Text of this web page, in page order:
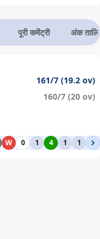
पूरी कमेंट्री अंक
161/7 (19.2 ov)
160/7 (20 ov)
W 0 1 4 1 1 6